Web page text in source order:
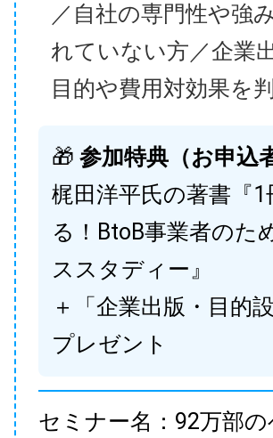
／自社の専門性や強
れていない方／企業
目的や費用対効果を
🎁 参加特典（お申込
梶田洋平氏の著書『
る！BtoB事業者のた
ススタディー』
＋「企業出版・目的
プレゼント
セミナー名：92万部